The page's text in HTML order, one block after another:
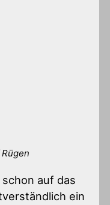
auf das
ein